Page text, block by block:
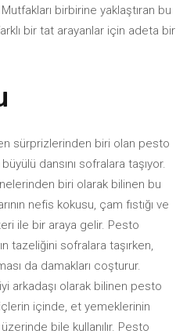
birbirine yaklaştıran bu
bir tat arayanlar için adeta bir
sürprizlerinden biri olan pesto
dansını sofralara taşıyor.
biri olarak bilinen bu
nefis kokusu, çam fıstığı ve
ile bir araya gelir. Pesto
tazeliğini sofralara taşırken,
da damakları coşturur.
arkadaşı olarak bilinen pesto
içinde, et yemeklerinin
bile kullanılır. Pesto